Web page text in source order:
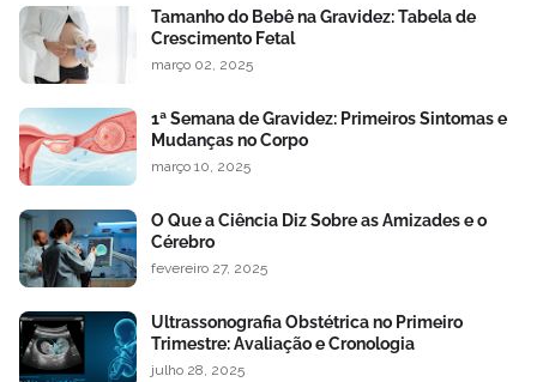
Tamanho do Bebê na Gravidez: Tabela de
Crescimento Fetal
março 02, 2025
1ª Semana de Gravidez: Primeiros Sintomas e
Mudanças no Corpo
março 10, 2025
O Que a Ciência Diz Sobre as Amizades e o
Cérebro
fevereiro 27, 2025
Ultrassonografia Obstétrica no Primeiro
Trimestre: Avaliação e Cronologia
julho 28, 2025